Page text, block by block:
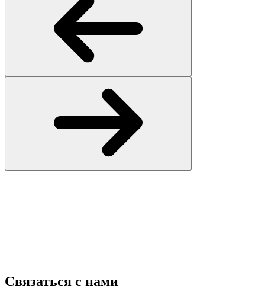
Связаться с нами